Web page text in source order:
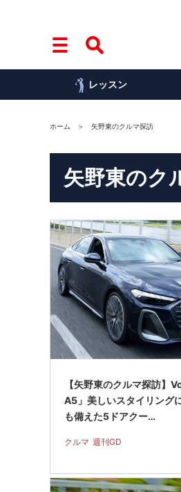
レッスン
ホーム 矢野東のクルマ探訪
矢野東のク
【矢野東のクルマ探訪】
A5」美しいスタイリング
も備えた5ドアクー…
クルマ 週刊GD